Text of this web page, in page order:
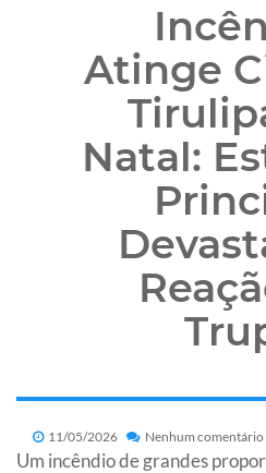
Atinge
Natal:
11/05/2026 Nenhum comentário
Um incêndio de grandes